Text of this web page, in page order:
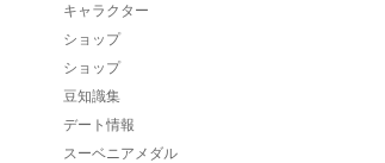
キャラクター
ショップ
ショップ
豆知識集
デート情報
スーベニアメダル